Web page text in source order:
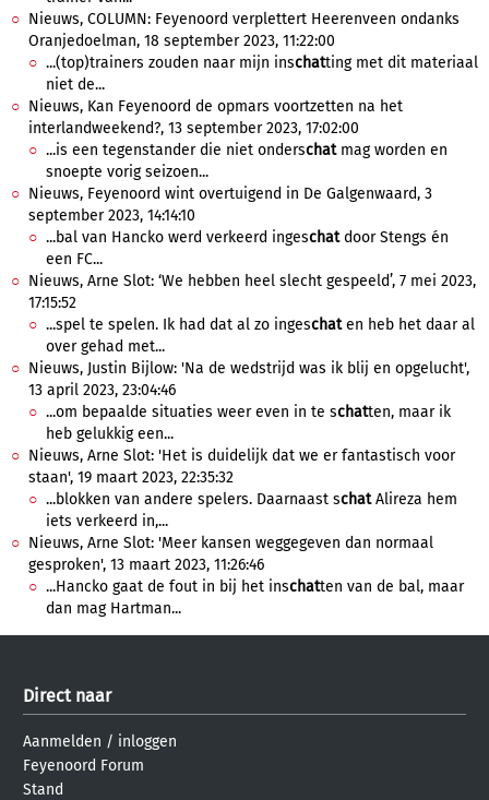
Nieuws, COLUMN: Feyenoord verplettert Heerenveen ondanks
Oranjedoelman, 18 september 2023, 11:22:00
...(top)trainers zouden naar mijn inschatting met dit materiaal
niet de...
Nieuws, Kan Feyenoord de opmars voortzetten na het
interlandweekend?, 13 september 2023, 17:02:00
...is een tegenstander die niet onderschatmag worden en
snoepte vorig seizoen...
Nieuws, Feyenoord wint overtuigend in De Galgenwaard, 3
september 2023, 14:14:10
...bal van Hancko werd verkeerd ingeschatdoor Stengs én
een FC...
Nieuws, Arne Slot: ‘We hebben heel slecht gespeeld’, 7 mei 2023,
17:15:52
...spel te spelen. Ik had dat al zo ingeschaten heb het daar al
over gehad met...
Nieuws, Justin Bijlow: 'Na de wedstrijd was ik blij en opgelucht',
13 april 2023, 23:04:46
...om bepaalde situaties weer even in te schatten, maar ik
heb gelukkig een...
Nieuws, Arne Slot: 'Het is duidelijk dat we er fantastisch voor
staan', 19 maart 2023, 22:35:32
...blokken van andere spelers. Daarnaast schatAlireza hem
iets verkeerd in,...
Nieuws, Arne Slot: 'Meer kansen weggegeven dan normaal
gesproken', 13 maart 2023, 11:26:46
...Hancko gaat de fout in bij het inschatten van de bal, maar
dan mag Hartman...
Direct naar
Aanmelden / inloggen
Feyenoord Forum
Stand